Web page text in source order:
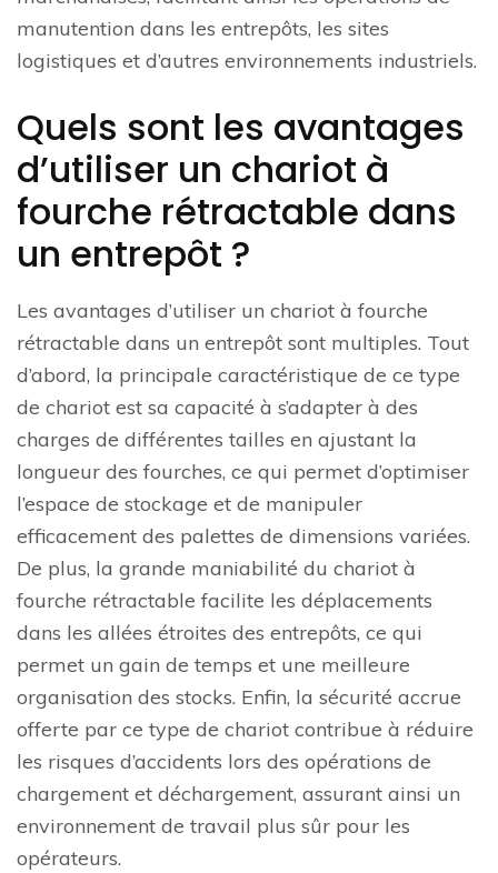
manutention dans les entrepôts, les sites
logistiques et d’autres environnements industriels.
Quels sont les avantages
d’utiliser un chariot à
fourche rétractable dans
un entrepôt ?
Les avantages d’utiliser un chariot à fourche
rétractable dans un entrepôt sont multiples. Tout
d’abord, la principale caractéristique de ce type
de chariot est sa capacité à s’adapter à des
charges de différentes tailles en ajustant la
longueur des fourches, ce qui permet d’optimiser
l’espace de stockage et de manipuler
efficacement des palettes de dimensions variées.
De plus, la grande maniabilité du chariot à
fourche rétractable facilite les déplacements
dans les allées étroites des entrepôts, ce qui
permet un gain de temps et une meilleure
organisation des stocks. Enfin, la sécurité accrue
offerte par ce type de chariot contribue à réduire
les risques d’accidents lors des opérations de
chargement et déchargement, assurant ainsi un
environnement de travail plus sûr pour les
opérateurs.